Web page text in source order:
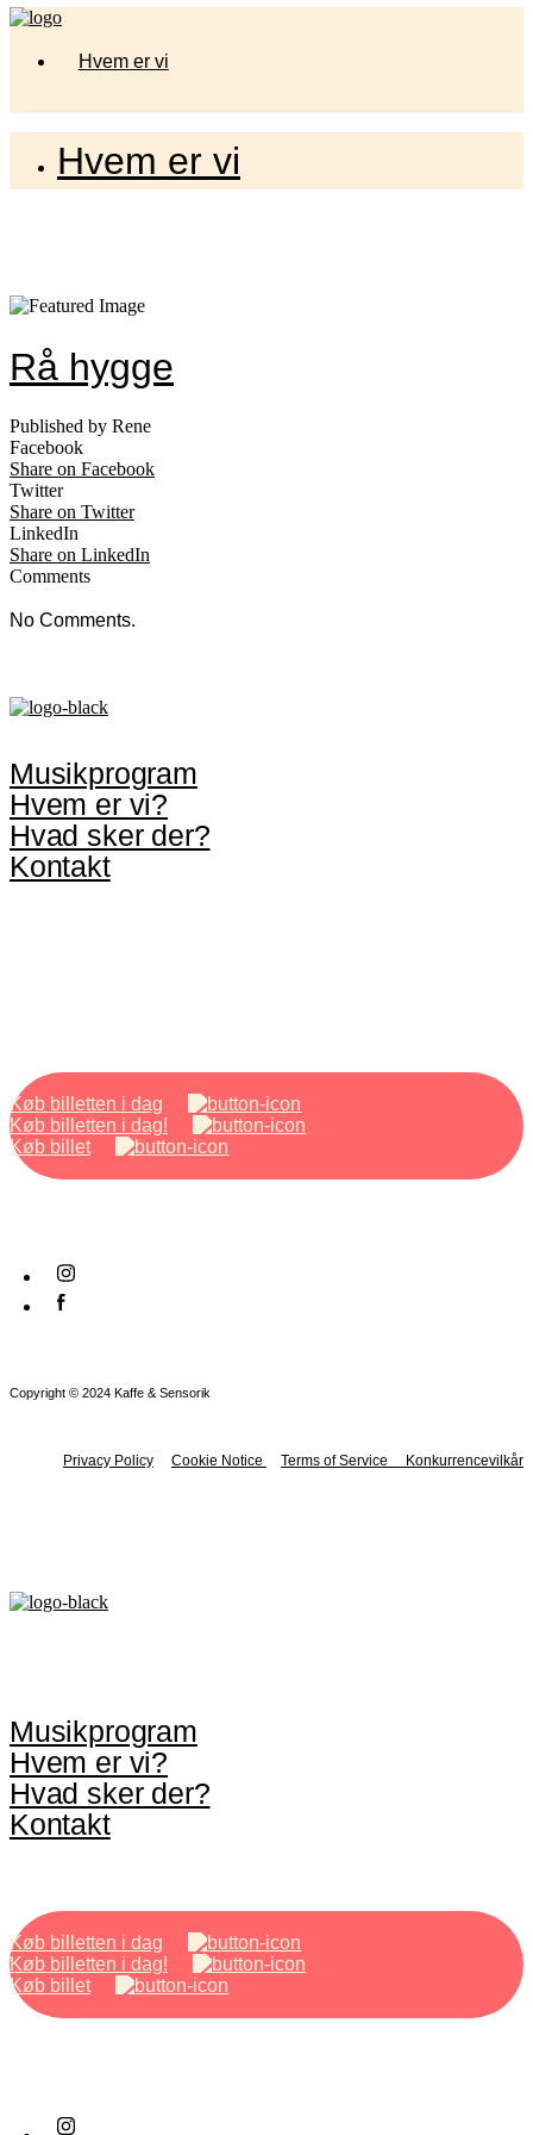
Hvem er vi
Hvem er vi
Rå hygge
Published by Rene
Facebook
Share on Facebook
Twitter
Share on Twitter
LinkedIn
Share on LinkedIn
Comments
No Comments.
Musikprogram
Hvem er vi?
Hvad sker der?
Kontakt
Køb billetten i dag
Køb billetten i dag!
Køb billet
Copyright © 2024 Kaffe & Sensorik
Privacy Policy Cookie Notice Terms of Service Konkurrencevilkår
Musikprogram
Hvem er vi?
Hvad sker der?
Kontakt
Køb billetten i dag
Køb billetten i dag!
Køb billet